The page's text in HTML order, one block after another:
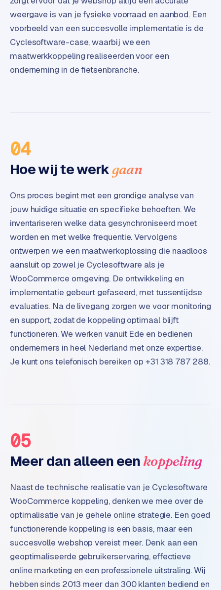
2
B
R
e
t
t
-
t
o
weergave is van je fysieke voorraad en aanbod. Een
voorbeeld van een succesvolle implementatie is de
Cyclesoftware-case, waarbij we een
maatwerkkoppeling realiseerden voor een
onderneming in de fietsenbranche.
04
Hoe wij te werkgaan
Ons proces begint met een grondige analyse van
jouw huidige situatie en specifieke behoeften. We
inventariseren welke data gesynchroniseerd moet
worden en met welke frequentie. Vervolgens
ontwerpen we een maatwerkoplossing die naadloos
aansluit op zowel je Cyclesoftware als je
WooCommerce omgeving. De ontwikkeling en
implementatie gebeurt gefaseerd, met tussentijdse
evaluaties. Na de livegang zorgen we voor monitoring
en support, zodat de koppeling optimaal blijft
functioneren. We werken vanuit Ede en bedienen
ondernemers in heel Nederland met onze expertise.
Je kunt ons telefonisch bereiken op +31 318 787 288.
05
Meer dan alleen een koppeling
Naast de technische realisatie van je Cyclesoftware
WooCommerce koppeling, denken we mee over de
optimalisatie van je gehele online strategie. Een goed
functionerende koppeling is een basis, maar een
succesvolle webshop vereist meer. Denk aan een
geoptimaliseerde gebruikerservaring, effectieve
online marketing en een professionele uitstraling. Wij
hebben sinds 2013 meer dan 300 klanten bediend en